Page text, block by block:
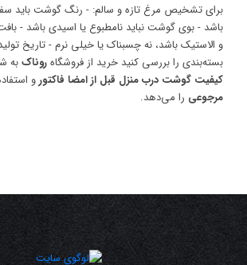
برای تشخیص مرغ تازه و سالم: - رنگ گوشت باید
باشد - بوی گوشت نباید نامطبوع یا اسیدی باشد -
و الاستیک باشد، نه چسبناک یا خیلی نرم - تاریخ
بسته‌بندی را بررسی کنید خرید از فروشگاهروناکبه
کیفیت گوشت درب منزل قبل از امضا فاکتورو
مرجوعی را می‌دهد.